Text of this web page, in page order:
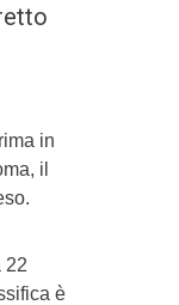
in
il
22
è